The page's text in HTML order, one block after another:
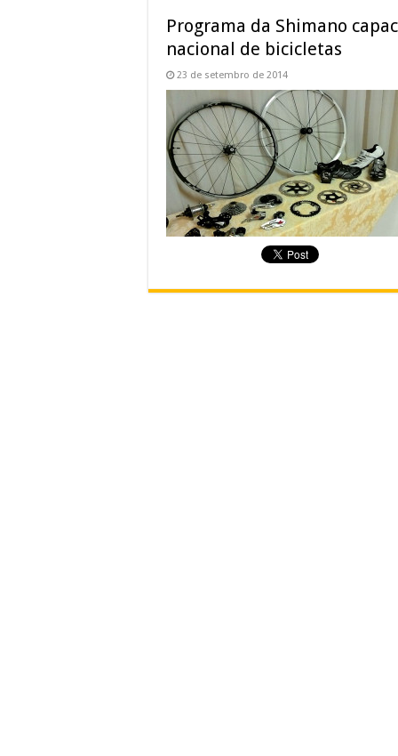
Programa da Shimano
nacional de bicicletas
23 de setembro de 2014